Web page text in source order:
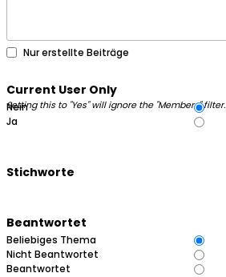
Nur erstellte Beiträge
Current User Only
Setting this to "Yes" will ignore the "Members" filter.
Nein
Ja
Stichworte
Beantwortet
Beliebiges Thema
Nicht Beantwortet
Beantwortet